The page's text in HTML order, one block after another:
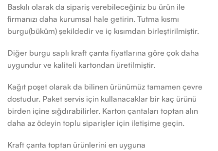
Baskılı olarak da sipariş verebileceğiniz bu ürün ile
firmanızı daha kurumsal hale getirin. Tutma kısmı
burgu(büküm) şekildedir ve iç kısımdan birleştirilmiştir.
Diğer burgu saplı kraft çanta fiyatlarına göre çok daha
uygundur ve kaliteli kartondan üretilmiştir.
Kağıt poşet olarak da bilinen ürünümüz tamamen çevre
dostudur. Paket servis için kullanacaklar bir kaç ürünü
birden içine sığdırabilirler. Karton çantaları toptan alın
daha az ödeyin toplu siparişler için iletişime geçin.
Kraft çanta toptan ürünlerini en uyguna